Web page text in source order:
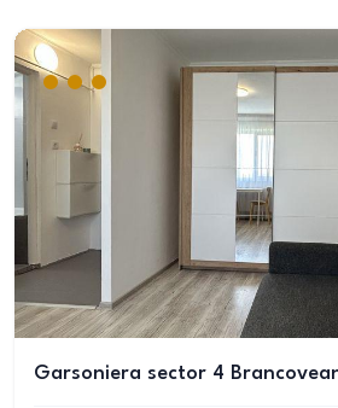
Garsoniera sector 4